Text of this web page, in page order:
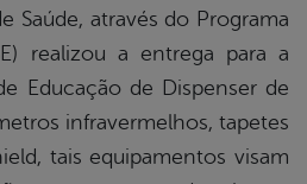
Saúde, através do Programa
realizou a entrega para a
Educação de Dispenser de
infravermelhos, tapetes
tais equipamentos visam